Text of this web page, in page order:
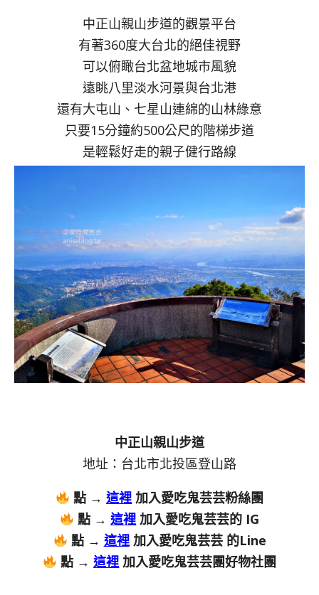
中正山親山步道的觀景平台
有著360度大台北的絕佳視野
可以俯瞰台北盆地城市風貌
遠眺八里淡水河景與台北港
還有大屯山、七星山連綿的山林綠意
只要15分鐘約500公尺的階梯步道
是輕鬆好走的親子健行路線
中正山親山步道
地址：台北市北投區登山路
點 → 這裡 加入愛吃鬼芸芸粉絲團
點 →這裡 加入愛吃鬼芸芸的 IG
點 → 這裡加入愛吃鬼芸芸 的Line
點 → 這裡 加入愛吃鬼芸芸團好物社團